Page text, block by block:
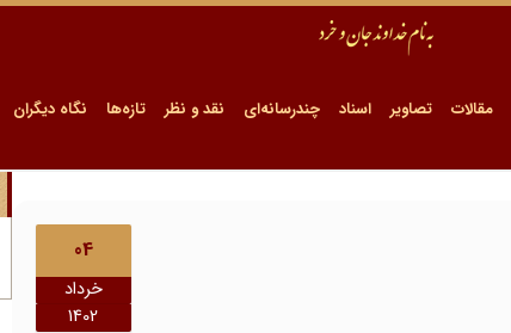
مقالات تصاویر اسناد چندرسانه‌ای نقد و نظر تازه‌ها نگاه دیگران
04
خرداد
1402